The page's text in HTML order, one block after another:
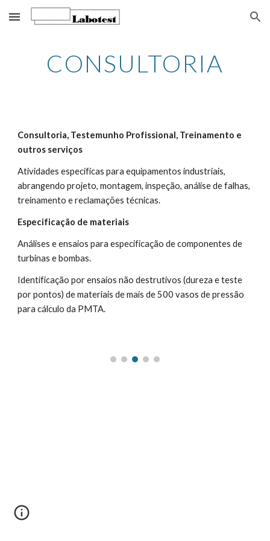
Skip to main content Skip to navigation
CONSULTORIA
Consultoria, Testemunho Profissional, Treinamento e
outros serviços
Atividades específicas para equipamentos industriais,
abrangendo projeto, montagem, inspeção, análise de falhas,
treinamento e reclamações técnicas.
Especificação de materiais
Análises e ensaios para especificação de componentes de
turbinas e bombas.
Identificação por ensaios não destrutivos (dureza e teste
por pontos) de materiais de mais de 500 vasos de pressão
para cálculo da PMTA.